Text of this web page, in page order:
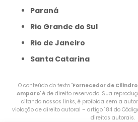
Paraná
Rio Grande do Sul
Rio de Janeiro
Santa Catarina
O conteúdo do texto "Fornecedor de
Amparo" é de direito reservado. Sua
citando nossos links, é proibida sem a
violação de direito autoral – artigo 184 do
direitos autorais.